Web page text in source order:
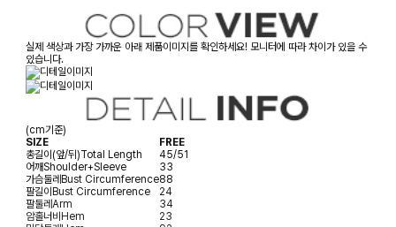
실제 색상과 가장 가까운 아래 제품이미지를 확인하세요! 모니터에 따라 차이가 있을 수
있습니다.
(cm기준)
SIZE
FREE
총길이(앞/뒤)Total Length
45/51
어깨Shoulder+Sleeve
33
가슴둘레Bust Circumference88
팔길이Bust Circumference
24
팔둘레Arm
34
암홀너비Hem
23